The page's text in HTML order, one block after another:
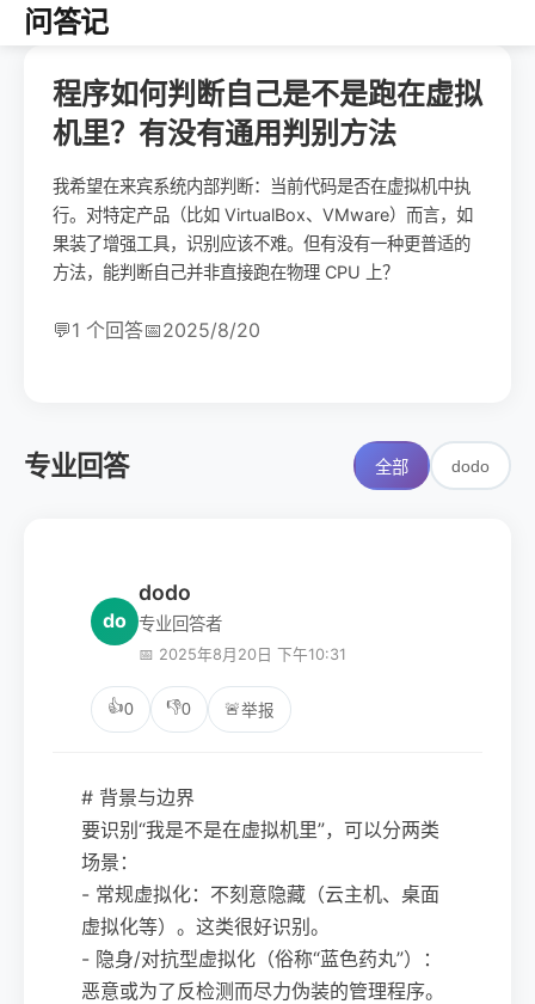
问答记
程序如何判断自己是不是跑在虚拟
机里？有没有通用判别方法
我希望在来宾系统内部判断：当前代码是否在虚拟机中执
行。对特定产品（比如 VirtualBox、VMware）而言，如
果装了增强工具，识别应该不难。但有没有一种更普适的
方法，能判断自己并非直接跑在物理 CPU 上？
💬1 个回答📅2025/8/20
专业回答 全部 dodo
do
dodo
专业回答者
📅 2025年8月20日 下午10:31
👍0 👎0 🚨举报
# 背景与边界
要识别“我是不是在虚拟机里”，可以分两类
场景：
- 常规虚拟化：不刻意隐藏（云主机、桌面
虚拟化等）。这类很好识别。
- 隐身/对抗型虚拟化（俗称“蓝色药丸”）：
恶意或为了反检测而尽力伪装的管理程序。